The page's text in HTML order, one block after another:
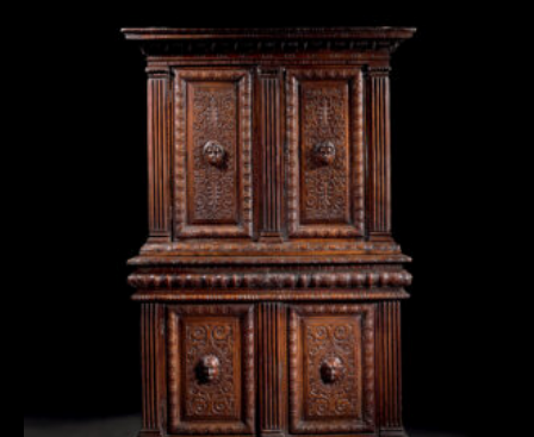
EXCEPTIONNEL CABINET LYONNAIS
D’ÉPOQUE RENAISSANCE